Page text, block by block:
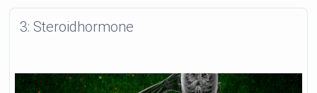
3: Steroidhormone